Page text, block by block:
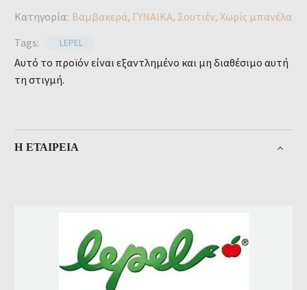
Κατηγορία: Βαμβακερά, ΓΥΝΑΙΚΑ, Σουτιέν, Χωρίς μπανέλα
Tags:
LEPEL
Αυτό το προϊόν είναι εξαντλημένο και μη διαθέσιμο αυτή
τη στιγμή.
Η ΕΤΑΙΡΕΊΑ